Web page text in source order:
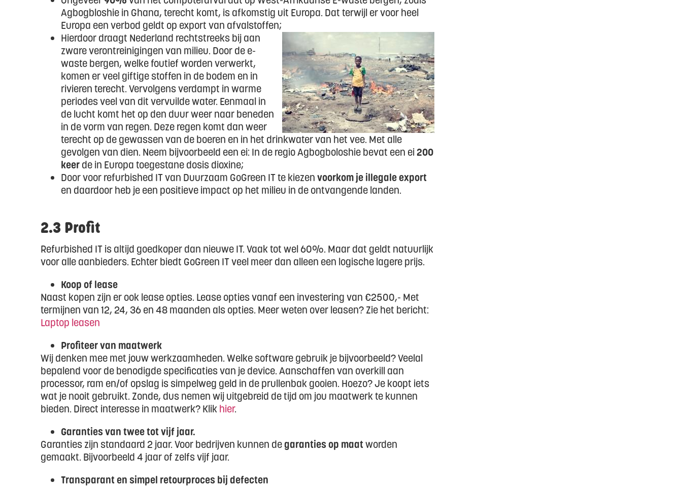
Agbogbloshie in Ghana, terecht komt, is afkomstig uit Europa. Dat terwijl er voor heel
Europa een verbod geldt op export van afvalstoffen;
Hierdoor draagt Nederland rechtstreeks bij aan
zware verontreinigingen van milieu. Door de e-
waste bergen, welke foutief worden verwerkt,
komen er veel giftige stoffen in de bodem en in
rivieren terecht. Vervolgens verdampt in warme
periodes veel van dit vervuilde water. Eenmaal in
de lucht komt het op den duur weer naar beneden
in de vorm van regen. Deze regen komt dan weer
terecht op de gewassen van de boeren en in het drinkwater van het vee. Met alle
gevolgen van dien. Neem bijvoorbeeld een ei: In de regio Agbogboloshie bevat een ei200
keerde in Europa toegestane dosis dioxine;
Door voor refurbished IT van Duurzaam GoGreen IT te kiezenvoorkom je illegale export
en daardoor heb je een positieve impact op het milieu in de ontvangende landen.
2.3 Profit
Refurbished IT is altijd goedkoper dan nieuwe IT. Vaak tot wel 60%. Maar dat geldt natuurlijk
voor alle aanbieders. Echter biedt GoGreen IT veel meer dan alleen een logische lagere prijs.
Koop of lease
Naast kopen zijn er ook lease opties. Lease opties vanaf een investering van €2500,- Met
termijnen van 12, 24, 36 en 48 maanden als opties. Meer weten over leasen? Zie het bericht:
Laptop leasen
Profiteer van maatwerk
Wij denken mee met jouw werkzaamheden. Welke software gebruik je bijvoorbeeld? Veelal
bepalend voor de benodigde specificaties van je device. Aanschaffen van overkill aan
processor, ram en/of opslag is simpelweg geld in de prullenbak gooien. Hoezo? Je koopt iets
wat je nooit gebruikt. Zonde, dus nemen wij uitgebreid de tijd om jou maatwerk te kunnen
bieden. Direct interesse in maatwerk? Klik hier.
Garanties van twee tot vijf jaar.
Garanties zijn standaard 2 jaar. Voor bedrijven kunnen degaranties op maatworden
gemaakt. Bijvoorbeeld 4 jaar of zelfs vijf jaar.
Transparant en simpel retourproces bij defecten